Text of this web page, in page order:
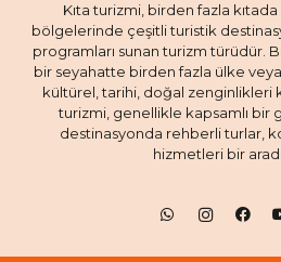
Kıta turizmi, birden fazla kıtada
bölgelerinde çeşitli turistik
programları sunan turizm türüdür.
bir seyahatte birden fazla ülke
kültürel, tarihi, doğal zenginlikleri
turizmi, genellikle kapsamlı bir
destinasyonda rehberli turlar,
hizmetleri bir